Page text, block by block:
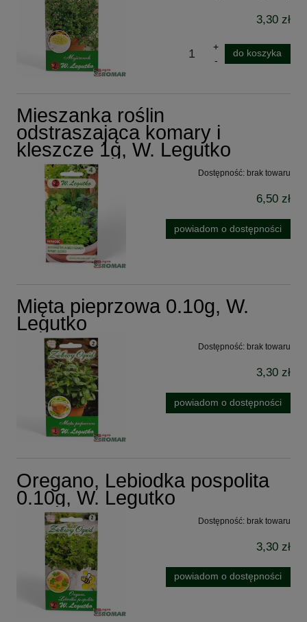
3,30 zł
do koszyka
Mieszanka roślin
odstraszająca komary i
kleszcze 1g, W. Legutko
Dostępność: brak towaru
6,50 zł
powiadom o dostępności
Mięta pieprzowa 0.10g, W.
Legutko
Dostępność: brak towaru
3,30 zł
powiadom o dostępności
Oregano, Lebiodka pospolita
0.10g, W. Legutko
Dostępność: brak towaru
3,30 zł
powiadom o dostępności